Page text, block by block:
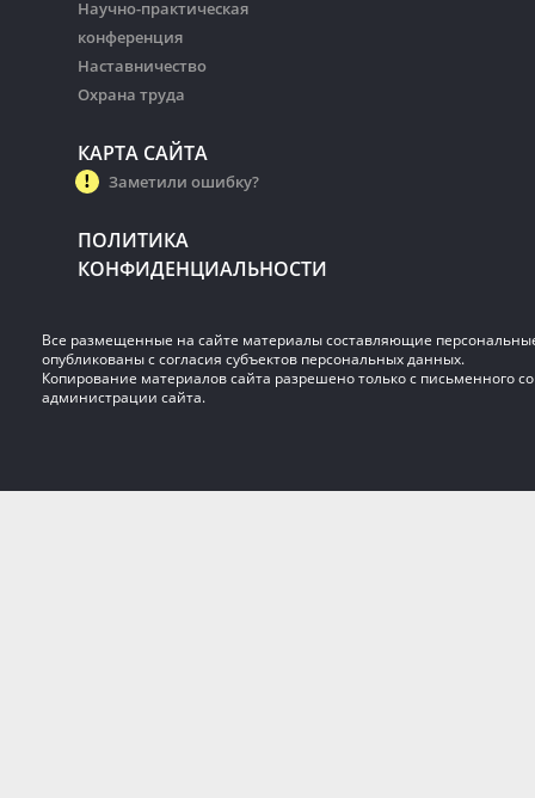
Научно-практическая
конференция
Наставничество
Охрана труда
КАРТА САЙТА
Заметили ошибку?
ПОЛИТИКА
КОНФИДЕНЦИАЛЬНОСТИ
Все размещенные на сайте материалы составляющие
опубликованы с согласия субъектов персональных данных.
Копирование материалов сайта разрешено только с письменного
администрации сайта.